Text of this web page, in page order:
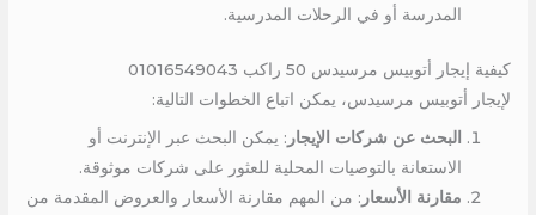
المدرسة أو في الرحلات المدرسية.
كيفية إيجار أتوبيس مرسيدس 50 راكب 01016549043
لإيجار أتوبيس مرسيدس، يمكن اتباع الخطوات التالية:
البحث عن شركات الإيجار : يمكن البحث عبر الإنترنت أو
الاستعانة بالتوصيات المحلية للعثور على شركات موثوقة.
مقارنة الأسعار : من المهم مقارنة الأسعار والعروض المقدمة من